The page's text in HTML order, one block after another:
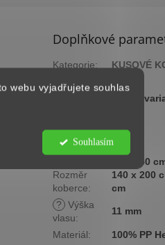
webu vyjadřujete souhlas
Souhlasím
Doplňkové
Kategorie:
KUSOVÉ
Záruka
2 roky
Zvolte
Cenová
skupina:
Nízká
Rozměr
koberce:
80 x 150
140 x 200
cm
?
Výška
vlasu:
11 mm
Materiál:
100% PP